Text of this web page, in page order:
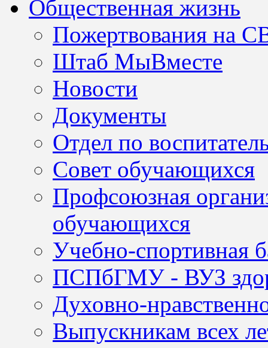
Общественная жизнь
Пожертвования на
Штаб МыВместе
Новости
Документы
Отдел по
Совет обучающихся
Профсоюзная
обучающихся
Учебно-спортивная
ПСПбГМУ - ВУЗ
Духовно-
Выпускникам всех